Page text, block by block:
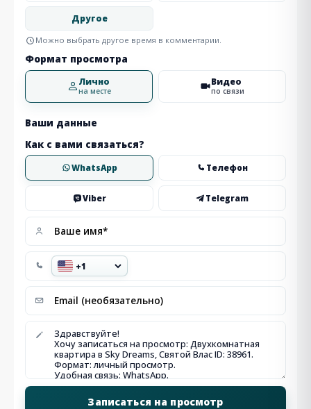
Другое
Можно выбрать другое время в комментарии.
Формат просмотра
Лично
на месте
Видео
по связи
Ваши данные
Как с вами связаться?
WhatsApp Телефон
Viber Telegram